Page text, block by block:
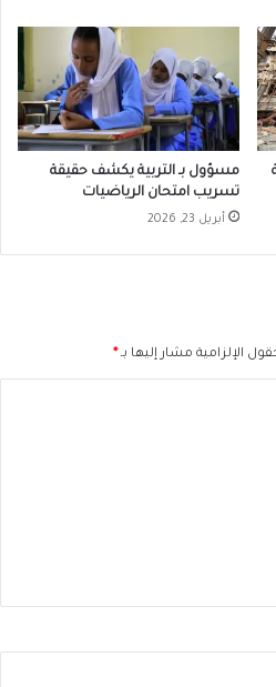
مسؤول بـ التربية يكشف حقيقة
تسريب امتحان الرياضيات
أبريل 23, 2026
الإلزامية مشار إليها بـ *